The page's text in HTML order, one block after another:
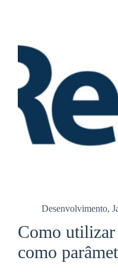
Desenvolvimento,
Como
como